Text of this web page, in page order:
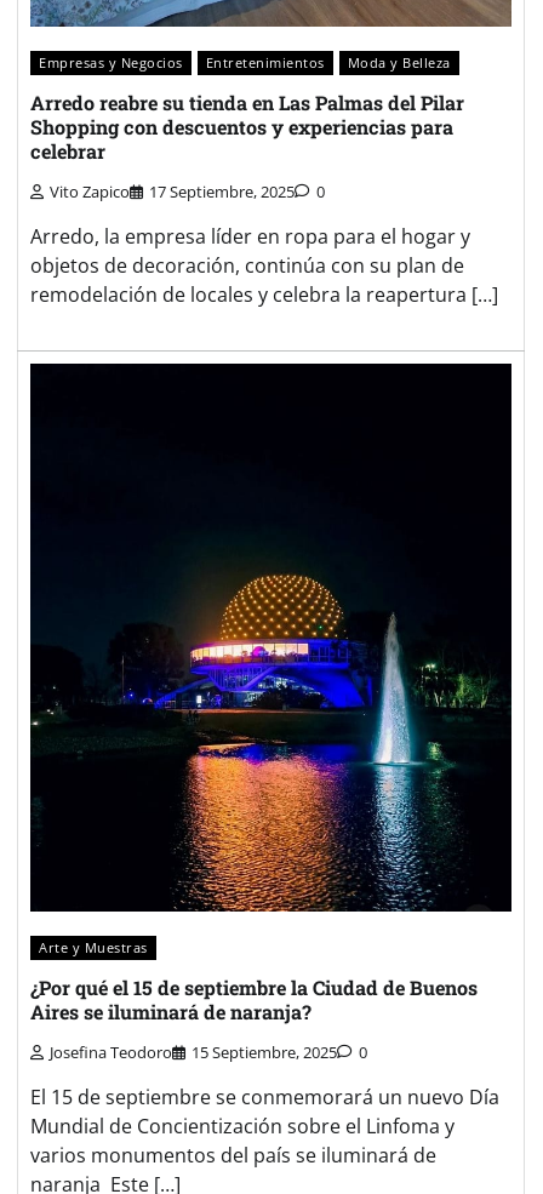
Empresas y Negocios Entretenimientos Moda y Belleza
Arredo reabre su tienda en Las Palmas del Pilar
Shopping con descuentos y experiencias para
celebrar
Vito Zapico 17 Septiembre, 2025 0
Arredo, la empresa líder en ropa para el hogar y
objetos de decoración, continúa con su plan de
remodelación de locales y celebra la reapertura […]
Arte y Muestras
¿Por qué el 15 de septiembre la Ciudad de Buenos
Aires se iluminará de naranja?
Josefina Teodoro 15 Septiembre, 2025 0
El 15 de septiembre se conmemorará un nuevo Día
Mundial de Concientización sobre el Linfoma y
varios monumentos del país se iluminará de
naranja Este […]